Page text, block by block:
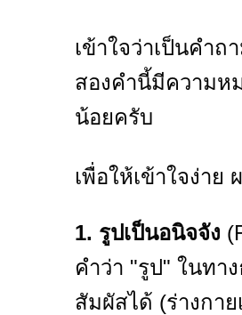
เข้าใจว่าเป็นคำ
สองคำนี้มีความห
น้อยครับ
เพื่อให้เข้าใจง่า
1. รูปเป็นอนิจจัง
คำว่า "รูป" ในทา
สัมผัสได้ (ร่างกาย